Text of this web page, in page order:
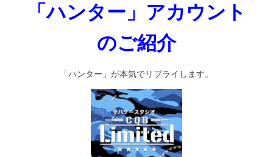
「ハンター」アカウント
のご紹介
「ハンター」が本気でリプライします。